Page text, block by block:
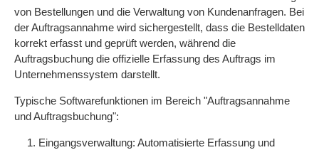
von Bestellungen und die Verwaltung von Kundenanfragen. Bei
der Auftragsannahme wird sichergestellt, dass die Bestelldaten
korrekt erfasst und geprüft werden, während die
Auftragsbuchung die offizielle Erfassung des Auftrags im
Unternehmenssystem darstellt.
Typische Softwarefunktionen im Bereich "Auftragsannahme
und Auftragsbuchung":
Eingangsverwaltung: Automatisierte Erfassung und